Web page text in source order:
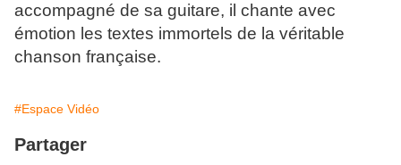
accompagné de sa guitare, il chante avec
émotion les textes immortels de la véritable
chanson française.
#Espace Vidéo
Partager